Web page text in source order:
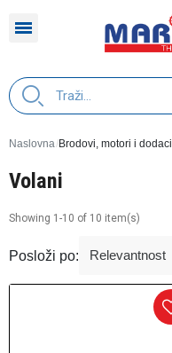
Naslovna Brodovi, motori i dodaci
Volani
Showing 1-10 of 10 item(s)
Posloži po: